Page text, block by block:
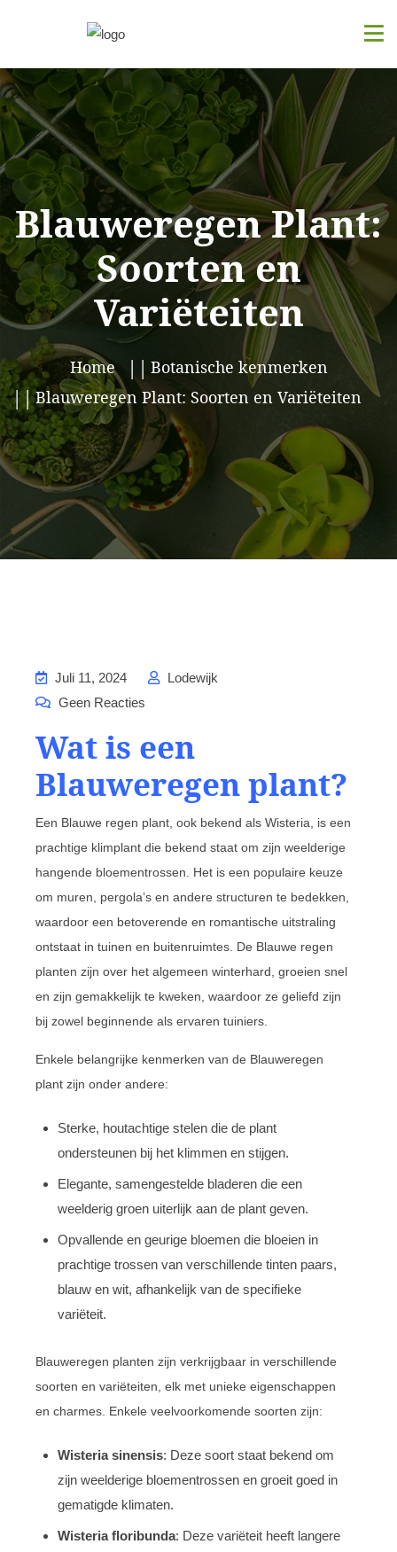
Blauweregen Plant:
Soorten en
Variëteiten
Home
Botanische kenmerken
Blauweregen Plant: Soorten en Variëteiten
Juli 11, 2024
Lodewijk
Geen Reacties
Wat is een
Blauweregen plant?
Een Blauwe regen plant, ook bekend als Wisteria, is een
prachtige klimplant die bekend staat om zijn weelderige
hangende bloementrossen. Het is een populaire keuze
om muren, pergola’s en andere structuren te bedekken,
waardoor een betoverende en romantische uitstraling
ontstaat in tuinen en buitenruimtes. De Blauwe regen
planten zijn over het algemeen winterhard, groeien snel
en zijn gemakkelijk te kweken, waardoor ze geliefd zijn
bij zowel beginnende als ervaren tuiniers.
Enkele belangrijke kenmerken van de Blauweregen
plant zijn onder andere:
Sterke, houtachtige stelen die de plant
ondersteunen bij het klimmen en stijgen.
Elegante, samengestelde bladeren die een
weelderig groen uiterlijk aan de plant geven.
Opvallende en geurige bloemen die bloeien in
prachtige trossen van verschillende tinten paars,
blauw en wit, afhankelijk van de specifieke
variëteit.
Blauweregen planten zijn verkrijgbaar in verschillende
soorten en variëteiten, elk met unieke eigenschappen
en charmes. Enkele veelvoorkomende soorten zijn:
Wisteria sinensis: Deze soort staat bekend om
zijn weelderige bloementrossen en groeit goed in
gematigde klimaten.
Wisteria floribunda: Deze variëteit heeft langere